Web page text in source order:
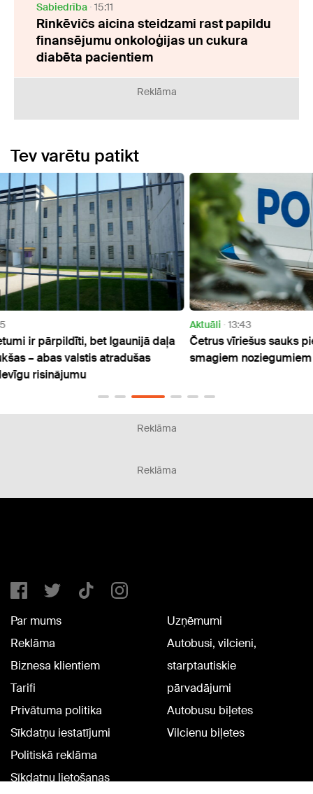
Sabiedrība 15:11
Rinkēvičs aicina steidzami rast papildu
finansējumu onkoloģijas un cukura
diabēta pacientiem
Reklāma
Tev varētu patikt
Četrus vīriešus sauks pie kriminālatbildības par
smagiem noziegumiem Kārsavā
Pieci
Reklāma
Reklāma
Par mums
Reklāma
Biznesa klientiem
Tarifi
Privātuma politika
Sīkdatņu iestatījumi
Politiskā reklāma
Sīkdatņu lietošanas
Uzņēmumi
Autobusi, vilcieni,
starptautiskie
pārvadājumi
Autobusu biļetes
Vilcienu biļetes